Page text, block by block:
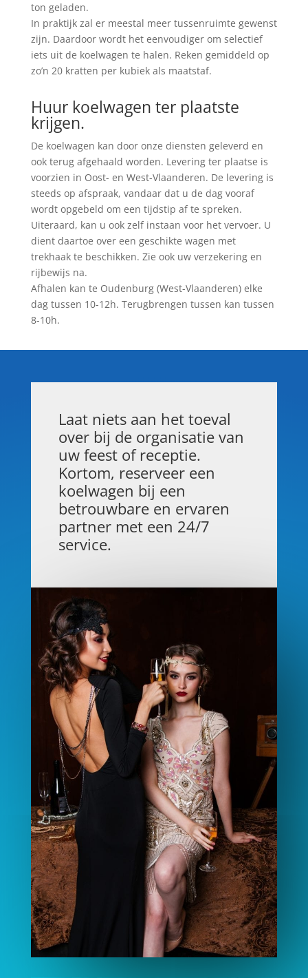
ton geladen.
In praktijk zal er meestal meer tussenruimte gewenst
zijn. Daardoor wordt het eenvoudiger om selectief
iets uit de koelwagen te halen. Reken gemiddeld op
zo’n 20 kratten per kubiek als maatstaf.
Huur koelwagen ter plaatste
krijgen.
De koelwagen kan door onze diensten geleverd en
ook terug afgehaald worden. Levering ter plaatse is
voorzien in Oost- en West-Vlaanderen. De levering is
steeds op afspraak, vandaar dat u de dag vooraf
wordt opgebeld om een tijdstip af te spreken.
Uiteraard, kan u ook zelf instaan voor het vervoer. U
dient daartoe over een geschikte wagen met
trekhaak te beschikken. Zie ook uw verzekering en
rijbewijs na.
Afhalen kan te Oudenburg (West-Vlaanderen) elke
dag tussen 10-12h. Terugbrengen tussen kan tussen
8-10h.
Laat niets aan het toeval
over bij de organisatie van
uw feest of receptie.
Kortom, reserveer een
koelwagen bij een
betrouwbare en ervaren
partner met een 24/7
service.